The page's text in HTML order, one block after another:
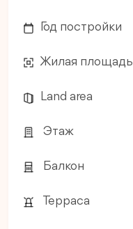
Год постройки
Жилая площадь
Land area
Этаж
Балкон
Терраса